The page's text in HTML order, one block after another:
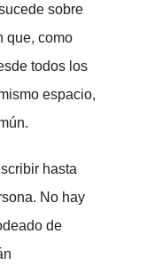
sobre
que, como
todos los
espacio,
hasta
No hay
de